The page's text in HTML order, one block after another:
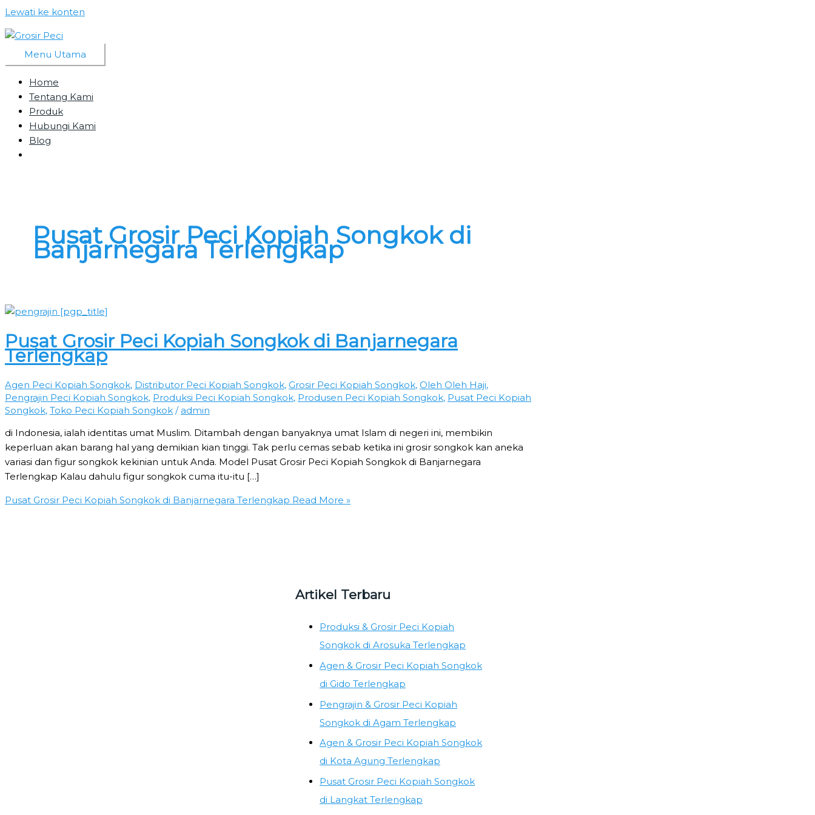
Lewati ke konten
Menu Utama
Home
Tentang Kami
Produk
Hubungi Kami
Blog
Pusat Grosir Peci Kopiah Songkok di
Banjarnegara Terlengkap
Pusat Grosir Peci Kopiah Songkok di Banjarnegara
Terlengkap
Agen Peci Kopiah Songkok, Distributor Peci Kopiah Songkok, Grosir Peci Kopiah Songkok, Oleh Oleh Haji,
Pengrajin Peci Kopiah Songkok, Produksi Peci Kopiah Songkok, Produsen Peci Kopiah Songkok, Pusat Peci Kopiah
Songkok, Toko Peci Kopiah Songkok / admin
di Indonesia, ialah identitas umat Muslim. Ditambah dengan banyaknya umat Islam di negeri ini, membikin
keperluan akan barang hal yang demikian kian tinggi. Tak perlu cemas sebab ketika ini grosir songkok kan aneka
variasi dan figur songkok kekinian untuk Anda. Model Pusat Grosir Peci Kopiah Songkok di Banjarnegara
Terlengkap Kalau dahulu figur songkok cuma itu-itu […]
Pusat Grosir Peci Kopiah Songkok di Banjarnegara Terlengkap Read More »
Artikel Terbaru
Produksi & Grosir Peci Kopiah
Songkok di Arosuka Terlengkap
Agen & Grosir Peci Kopiah Songkok
di Gido Terlengkap
Pengrajin & Grosir Peci Kopiah
Songkok di Agam Terlengkap
Agen & Grosir Peci Kopiah Songkok
di Kota Agung Terlengkap
Pusat Grosir Peci Kopiah Songkok
di Langkat Terlengkap